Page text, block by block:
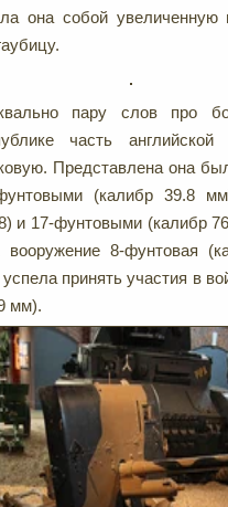
она собой увеличенную
пару слов про
часть
Представлена она
(калибр 39.8
и 17-фунтовыми (калибр
вооружение 8-фунтовая
принять участия в
мм).